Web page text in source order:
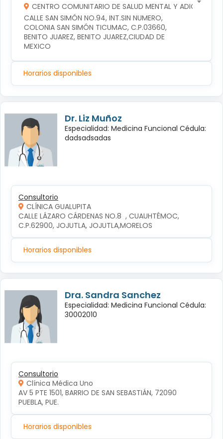
CENTRO COMUNITARIO DE SALUD MENTAL Y ADICCIONES
CALLE SAN SIMÓN NO.94, INT.SIN NUMERO,
COLONIA SAN SIMÓN TICUMAC, C.P.03660,
BENITO JUAREZ, BENITO JUAREZ,CIUDAD DE
MEXICO
Horarios disponibles
Dr. Liz Muñoz
Especialidad: Medicina Funcional Cédula:
dadsadsadas
Consultorio
CLÍNICA GUALUPITA
CALLE LÁZARO CÁRDENAS NO.8  , CUAUHTÉMOC,
C.P.62900, JOJUTLA, JOJUTLA,MORELOS
Horarios disponibles
Dra. Sandra Sanchez
Especialidad: Medicina Funcional Cédula:
30002010
Consultorio
Clínica Médica Uno
AV 5 PTE 1501, BARRIO DE SAN SEBASTIÁN, 72090
PUEBLA, PUE.
Horarios disponibles